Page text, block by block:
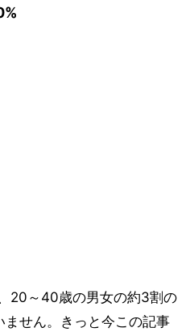
20～40歳の男女の約3割の
せん。きっと今この記事